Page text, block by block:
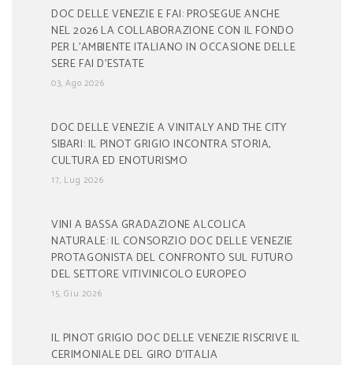
DOC DELLE VENEZIE E FAI: PROSEGUE ANCHE
NEL 2026 LA COLLABORAZIONE CON IL FONDO
PER L’AMBIENTE ITALIANO IN OCCASIONE DELLE
SERE FAI D’ESTATE
03, Ago 2026
DOC DELLE VENEZIE A VINITALY AND THE CITY
SIBARI: IL PINOT GRIGIO INCONTRA STORIA,
CULTURA ED ENOTURISMO
17, Lug 2026
VINI A BASSA GRADAZIONE ALCOLICA
NATURALE: IL CONSORZIO DOC DELLE VENEZIE
PROTAGONISTA DEL CONFRONTO SUL FUTURO
DEL SETTORE VITIVINICOLO EUROPEO
15, Giu 2026
IL PINOT GRIGIO DOC DELLE VENEZIE RISCRIVE IL
CERIMONIALE DEL GIRO D’ITALIA